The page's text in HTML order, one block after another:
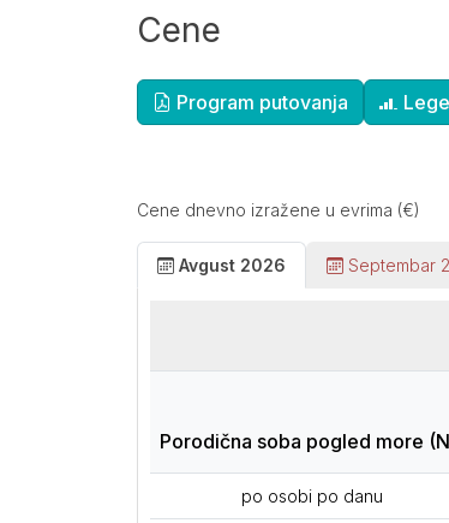
Cene
Cene dnevno izražene u evrima (€)
Avgust 2026 Septembar
Porodična soba pogled more
po osobi po danu
Dopunske
Program putovanja